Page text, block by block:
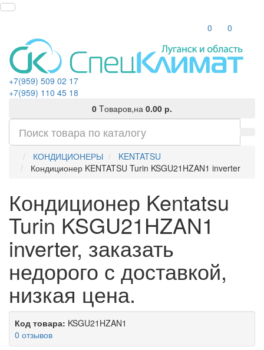
0
0
+7(959) 509 02 17
+7(959) 110 45 18
0 Tоваров,на 0.00 р.
КОНДИЦИОНЕРЫ
KENTATSU
Кондиционер KENTATSU Turin KSGU21HZAN1 inverter
Кондиционер Kentatsu
Turin KSGU21HZAN1
inverter, заказать
недорого с доставкой,
низкая цена.
Код товара: KSGU21HZAN1
0 отзывов